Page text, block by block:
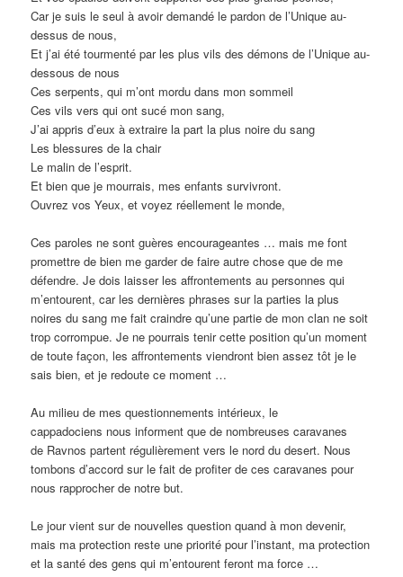
Car je suis le seul à avoir demandé le pardon de l’Unique au-
dessus de nous,
Et j’ai été tourmenté par les plus vils des démons de l’Unique au-
dessous de nous
Ces serpents, qui m’ont mordu dans mon sommeil
Ces vils vers qui ont sucé mon sang,
J’ai appris d’eux à extraire la part la plus noire du sang
Les blessures de la chair
Le malin de l’esprit.
Et bien que je mourrais, mes enfants survivront.
Ouvrez vos Yeux, et voyez réellement le monde,
Ces paroles ne sont guères encourageantes … mais me font
promettre de bien me garder de faire autre chose que de me
défendre. Je dois laisser les affrontements au personnes qui
m’entourent, car les dernières phrases sur la parties la plus
noires du sang me fait craindre qu’une partie de mon clan ne soit
trop corrompue. Je ne pourrais tenir cette position qu’un moment
de toute façon, les affrontements viendront bien assez tôt je le
sais bien, et je redoute ce moment …
Au milieu de mes questionnements intérieux, le
cappadociens nous informent que de nombreuses caravanes
de Ravnos partent régulièrement vers le nord du desert. Nous
tombons d’accord sur le fait de profiter de ces caravanes pour
nous rapprocher de notre but.
Le jour vient sur de nouvelles question quand à mon devenir,
mais ma protection reste une priorité pour l’instant, ma protection
et la santé des gens qui m’entourent feront ma force …